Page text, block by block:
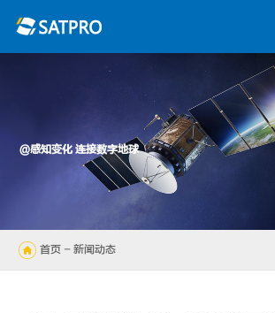
@感知变化 连接数字地球
首页 - 新闻动态